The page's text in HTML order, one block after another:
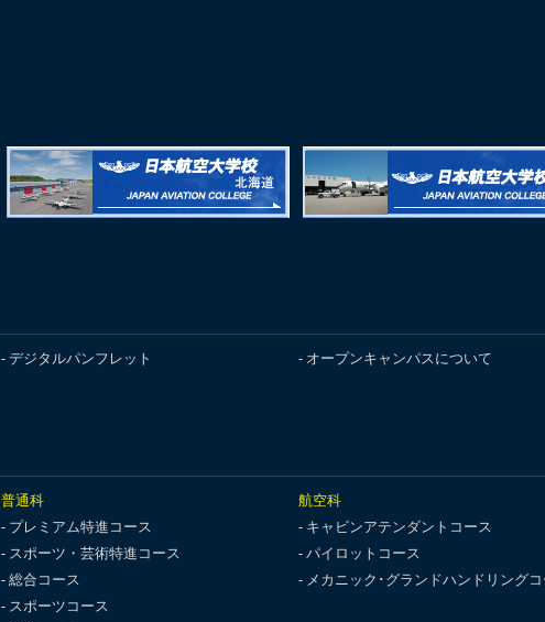
デジタルパンフレット オープンキャンパスについて
普通科
プレミアム特進コース
スポーツ・芸術特進コース
総合コース
スポーツコース
航空科
キャビンアテンダントコース
パイロットコース
メカニック･グランドハンドリングコ